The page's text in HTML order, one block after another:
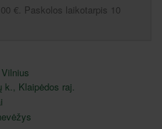
€. Paskolos laikotarpis 10
k., Klaipėdos raj.